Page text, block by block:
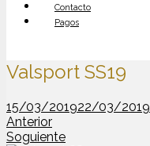
Contacto
Pagos
Valsport SS19
15/03/201922/03/2019
Anterior
Soguiente